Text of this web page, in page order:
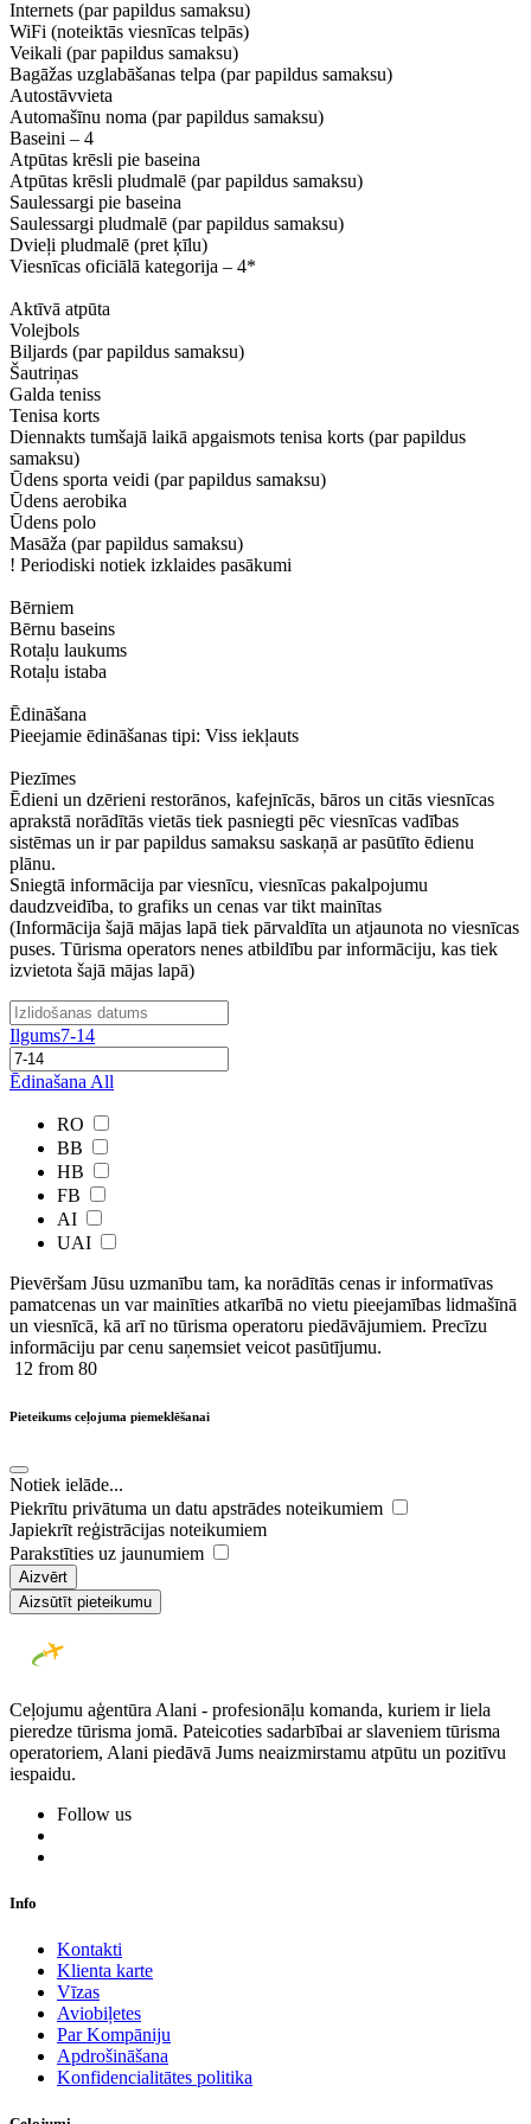
Internets (par papildus samaksu)
WiFi (noteiktās viesnīcas telpās)
Veikali (par papildus samaksu)
Bagāžas uzglabāšanas telpa (par papildus samaksu)
Autostāvvieta
Automašīnu noma (par papildus samaksu)
Baseini – 4
Atpūtas krēsli pie baseina
Atpūtas krēsli pludmalē (par papildus samaksu)
Saulessargi pie baseina
Saulessargi pludmalē (par papildus samaksu)
Dvieļi pludmalē (pret ķīlu)
Viesnīcas oficiālā kategorija – 4*
Aktīvā atpūta
Volejbols
Biljards (par papildus samaksu)
Šautriņas
Galda teniss
Tenisa korts
Diennakts tumšajā laikā apgaismots tenisa korts (par papildus
samaksu)
Ūdens sporta veidi (par papildus samaksu)
Ūdens aerobika
Ūdens polo
Masāža (par papildus samaksu)
! Periodiski notiek izklaides pasākumi
Bērniem
Bērnu baseins
Rotaļu laukums
Rotaļu istaba
Ēdināšana
Pieejamie ēdināšanas tipi: Viss iekļauts
Piezīmes
Ēdieni un dzērieni restorānos, kafejnīcās, bāros un citās viesnīcas
aprakstā norādītās vietās tiek pasniegti pēc viesnīcas vadības
sistēmas un ir par papildus samaksu saskaņā ar pasūtīto ēdienu
plānu.
Sniegtā informācija par viesnīcu, viesnīcas pakalpojumu
daudzveidība, to grafiks un cenas var tikt mainītas
(Informācija šajā mājas lapā tiek pārvaldīta un atjaunota no viesnīcas
puses. Tūrisma operators nenes atbildību par informāciju, kas tiek
izvietota šajā mājas lapā)
Ilgums7-14
Ēdinašana All
RO
BB
HB
FB
AI
UAI
Pievēršam Jūsu uzmanību tam, ka norādītās cenas ir ​informatīvas ​
pamatcenas un var mainīties atkarībā ​no ​vietu pieejamības lidmašīnā
un viesnīcā, kā arī no tūrisma operatoru piedāvājumiem. Precīzu
informāciju par cenu saņemsiet veicot pasūtījumu.
12 from 80
Pieteikums ceļojuma piemeklēšanai
Notiek ielāde...
Piekrītu privātuma un datu apstrādes noteikumiem
Japiekrīt reģistrācijas noteikumiem
Parakstīties uz jaunumiem
Aizvērt
Aizsūtīt pieteikumu
Ceļojumu aģentūra Alani - profesionāļu komanda, kuriem ir liela
pieredze tūrisma jomā. Pateicoties sadarbībai ar slaveniem tūrisma
operatoriem, Alani piedāvā Jums neaizmirstamu atpūtu un pozitīvu
iespaidu.
Follow us
Info
Kontakti
Klienta karte
Vīzas
Aviobiļetes
Par Kompāniju
Apdrošināšana
Konfidencialitātes politika